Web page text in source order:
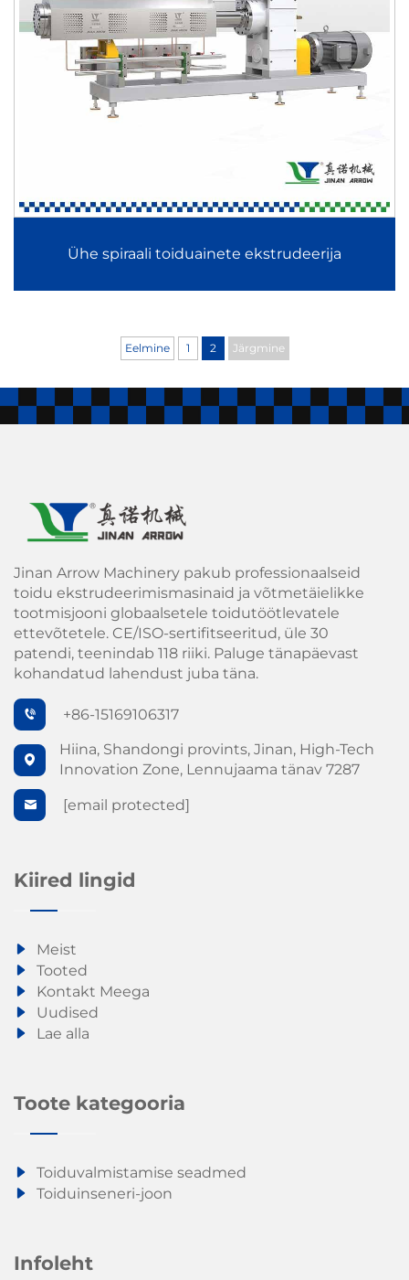
Ühe spiraali toiduainete ekstrudeerija
Eelmine 1 2 Järgmine
Jinan Arrow Machinery pakub professionaalseid
toidu ekstrudeerimismasinaid ja võtmetäielikke
tootmisjooni globaalsetele toidutöötlevatele
ettevõtetele. CE/ISO-sertifitseeritud, üle 30
patendi, teenindab 118 riiki. Paluge tänapäevast
kohandatud lahendust juba täna.
+86-15169106317
Hiina, Shandongi provints, Jinan, High-Tech
Innovation Zone, Lennujaama tänav 7287
[email protected]
Kiired lingid
Meist
Tooted
Kontakt Meega
Uudised
Lae alla
Toote kategooria
Toiduvalmistamise seadmed
Toiduinseneri-joon
Infoleht